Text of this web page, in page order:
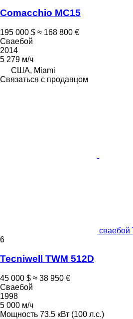
Comacchio MC15
195 000 $ ≈ 168 800 €
Сваебой
2014
5 279 м/ч
США, Miami
Связаться с продавцом
сваебой
6
Tecniwell TWM 512D
45 000 $ ≈ 38 950 €
Сваебой
1998
5 000 м/ч
Мощность 73.5 кВт (100 л.с.)